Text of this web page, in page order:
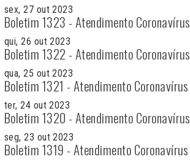
sex, 27 out 2023
Boletim 1323 - Atendimento Coronavírus
qui, 26 out 2023
Boletim 1322 - Atendimento Coronavírus
qua, 25 out 2023
Boletim 1321 - Atendimento Coronavírus
ter, 24 out 2023
Boletim 1320 - Atendimento Coronavírus
seg, 23 out 2023
Boletim 1319 - Atendimento Coronavírus